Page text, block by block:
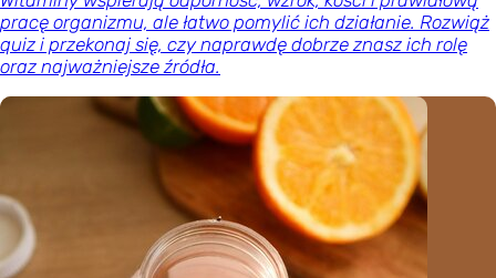
pracę organizmu, ale łatwo pomylić ich działanie. Rozwiąż
quiz i przekonaj się, czy naprawdę dobrze znasz ich rolę
oraz najważniejsze źródła.